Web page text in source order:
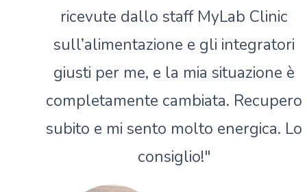
ricevute dallo staff MyLab Clinic
sull’alimentazione e gli integratori
giusti per me, e la mia situazione è
completamente cambiata. Recupero
subito e mi sento molto energica. Lo
consiglio!"